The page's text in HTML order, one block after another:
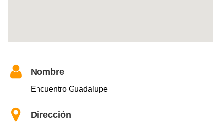
Nombre
Encuentro Guadalupe
Dirección